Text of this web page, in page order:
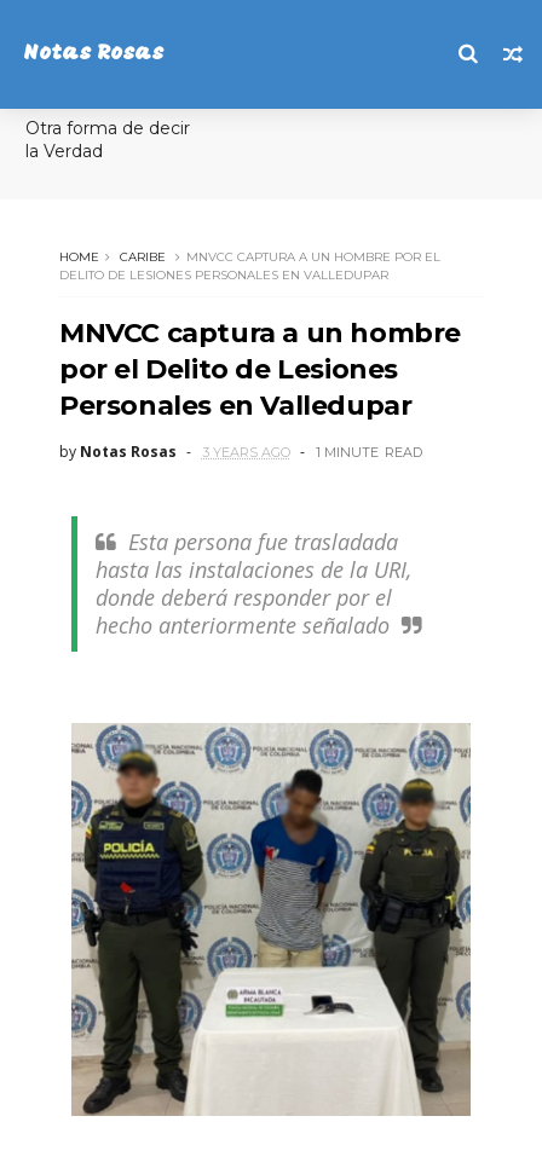
Notas Rosas
Otra forma de decir
la Verdad
HOME CARIBE
MNVCC CAPTURA A UN HOMBRE POR EL
DELITO DE LESIONES PERSONALES EN VALLEDUPAR
MNVCC captura a un hombre
por el Delito de Lesiones
Personales en Valledupar
by Notas Rosas 3 YEARS AGO 1 MINUTE READ
Esta persona fue trasladada
hasta las instalaciones de la URI,
donde deberá responder por el
hecho anteriormente señalado